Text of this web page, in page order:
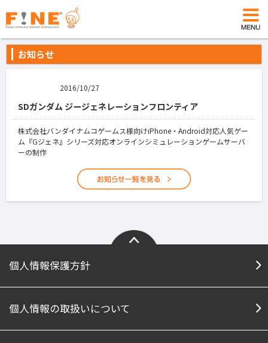
お知らせ
2016/10/27
SDガンダム ジージェネレーションフロンティア
株式会社バンダイナムコゲームス様向けiPhone・Android対応人気ゲー
ム『Gジェネ』シリーズ対応オンラインシミュレーションゲームサーバ
ーの制作
個人情報保護方針
個人情報の取扱いについて